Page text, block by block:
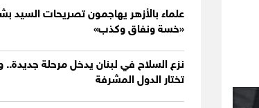
علماء بالأزهر يهاجمون تصريحات السيد
«خسة ونفاق وكذب»
نزع السلاح في لبنان يدخل مرحلة
تختار الدول المشرفة